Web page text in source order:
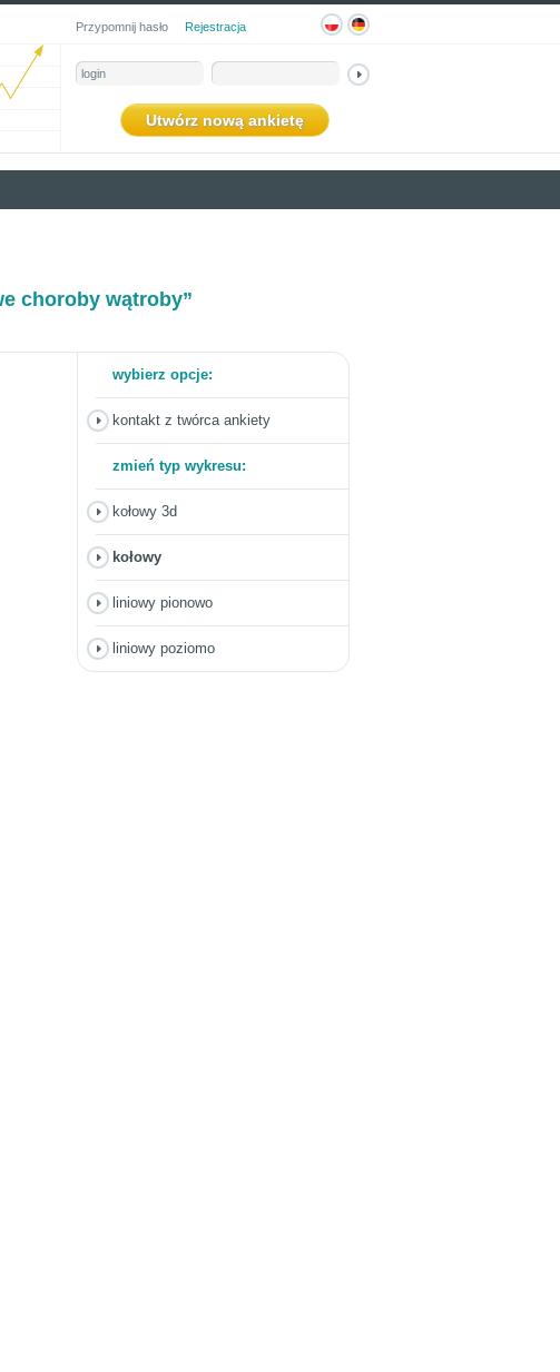
Przypomnij hasło Rejestracja
Utwórz nową ankietę
choroby wątroby”
wybierz opcje:
kontakt z twórca ankiety
zmień typ wykresu:
kołowy 3d
kołowy
liniowy pionowo
liniowy poziomo